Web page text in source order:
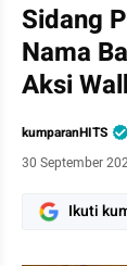
Sidang
Nama
Aksi
kumparanHITS
30 September
Ikuti